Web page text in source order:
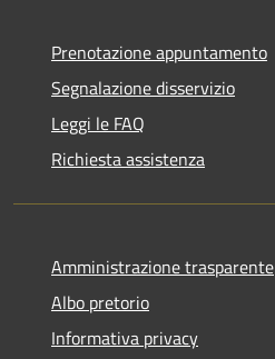
Prenotazione appuntamento
Segnalazione disservizio
Leggi le FAQ
Richiesta assistenza
Amministrazione trasparente
Albo pretorio
Informativa privacy